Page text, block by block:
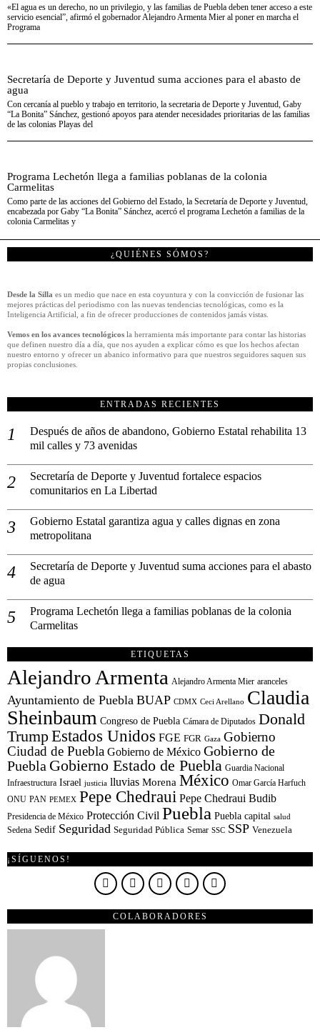
«El agua es un derecho, no un privilegio, y las familias de Puebla deben tener acceso a este
servicio esencial”, afirmó el gobernador Alejandro Armenta Mier al poner en marcha el
Programa
Secretaría de Deporte y Juventud suma acciones para el abasto de
agua
Con cercanía al pueblo y trabajo en territorio, la secretaria de Deporte y Juventud, Gaby
“La Bonita” Sánchez, gestionó apoyos para atender necesidades prioritarias de las familias
de las colonias Playas del
Programa Lechetón llega a familias poblanas de la colonia
Carmelitas
Como parte de las acciones del Gobierno del Estado, la Secretaría de Deporte y Juventud,
encabezada por Gaby “La Bonita” Sánchez, acercó el programa Lechetón a familias de la
colonia Carmelitas y
¿QUIÉNES SÓMOS?
Desde la Silla es un medio que nace en esta coyuntura y con la convicción de fusionar las
mejores prácticas del periodismo con las nuevas tendencias tecnológicas, como es la
Inteligencia Artificial, a fin de ofrecer producciones de contenidos jamás vistas.
Vemos en los avances tecnológicos la herramienta más importante para contar las historias
que definen nuestro día a día, que nos ayuden a explicar cómo es que los hechos afectan
nuestro entorno y ofrecer un abanico informativo para que nuestros seguidores saquen sus
propias conclusiones.
ENTRADAS RECIENTES
Después de años de abandono, Gobierno Estatal rehabilita 13
mil calles y 73 avenidas
Secretaría de Deporte y Juventud fortalece espacios
comunitarios en La Libertad
Gobierno Estatal garantiza agua y calles dignas en zona
metropolitana
Secretaría de Deporte y Juventud suma acciones para el abasto
de agua
Programa Lechetón llega a familias poblanas de la colonia
Carmelitas
ETIQUETAS
Alejandro Armenta Alejandro Armenta Mier aranceles
Ayuntamiento de Puebla BUAP CDMX Ceci Arellano Claudia
Sheinbaum Congreso de Puebla Cámara de Diputados Donald
TrumpEstados Unidos FGE FGR Gaza Gobierno
Ciudad de Puebla Gobierno de México Gobierno de
Puebla Gobierno Estado de Puebla Guardia Nacional
Infraestructura Israel justicia lluvias Morena México Omar García Harfuch
ONU PAN PEMEX Pepe Chedraui Pepe Chedraui Budib
Presidencia de México Protección Civil Puebla Puebla capital salud
Sedena Sedif Seguridad Seguridad Pública Semar SSC SSP Venezuela
¡SÍGUENOS!
COLABORADORES